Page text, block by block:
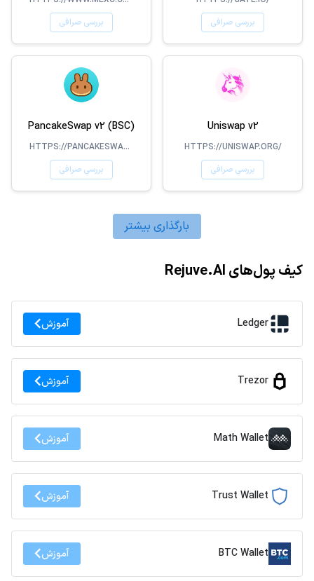
بررسی صرافی
بررسی صرافی
Uniswap v2
HTTPS://UNISWAP.ORG/
بررسی صرافی
PancakeSwap v2 (BSC)
HTTPS://PANCAKESWAP.FINANCE/
بررسی صرافی
بارگذاری بیشتر
کیف پول‌های Rejuve.AI
Ledger آموزش
Trezor آموزش
Math Wallet آموزش
Trust Wallet آموزش
BTC Wallet آموزش